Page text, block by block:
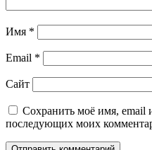
Имя *
Email *
Сайт
Сохранить моё имя, email
последующих моих